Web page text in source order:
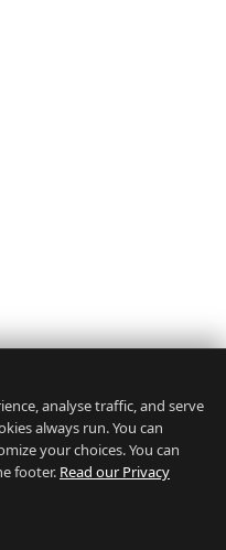
analyse traffic, and serve
always run. You can
your choices. You can
footer. Read our Privacy